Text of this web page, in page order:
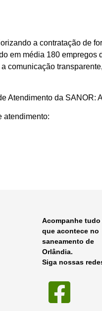
a contratação de
em média 180
comunicação
Atendimento da SANOR:
atendimento:
Acompanhe tudo
que acontece no
saneamento de
Orlândia.
Siga nossas